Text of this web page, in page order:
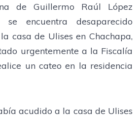
de Guillermo Raúl López
se encuentra desaparecido
casa de Ulises en Chachapa,
urgentemente a la Fiscalía
un cateo en la residencia
acudido a la casa de Ulises